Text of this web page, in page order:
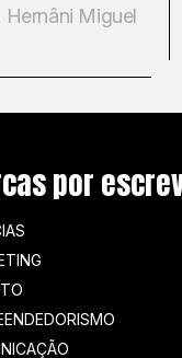
Miguel
por